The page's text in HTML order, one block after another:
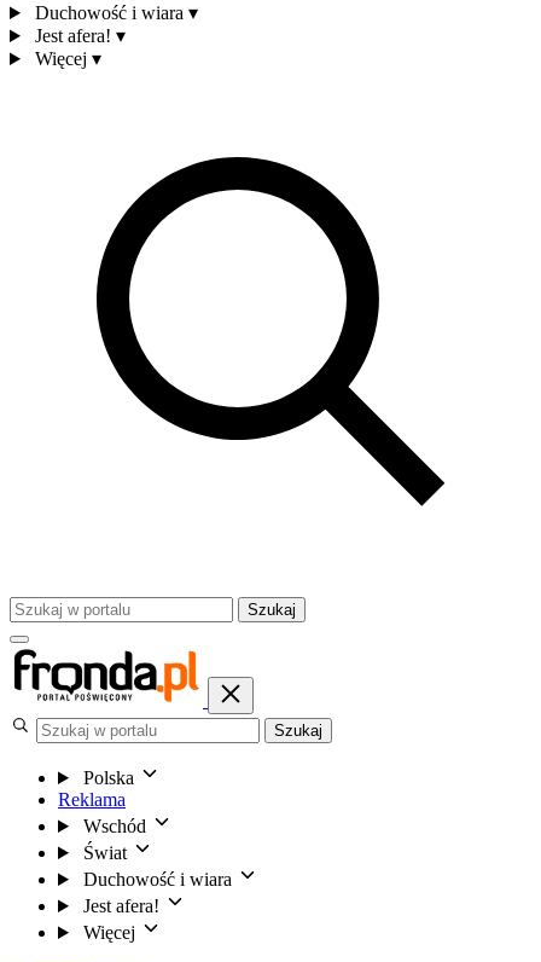
Duchowość i wiara ▾
Jest afera! ▾
Więcej ▾
Szukaj
Szukaj
Polska
Reklama
Wschód
Świat
Duchowość i wiara
Jest afera!
Więcej